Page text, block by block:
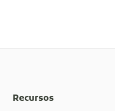
Recursos